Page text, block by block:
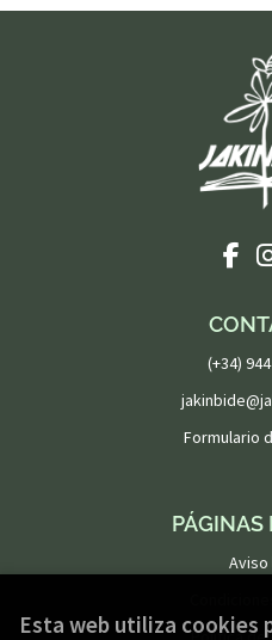
(+34)
Formulario
PÁGINAS
Esta web utiliza cookies